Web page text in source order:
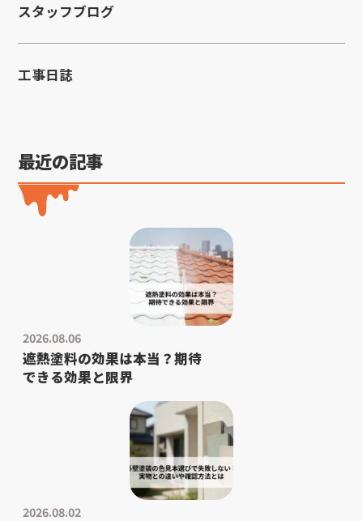
スタッフブログ
工事日誌
最近の記事
2026.08.06
遮熱塗料の効果は本当？期待
できる効果と限界
2026.08.02